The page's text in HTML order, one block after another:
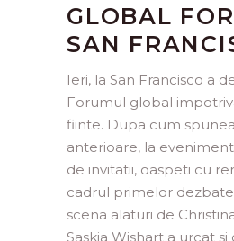
GLOBAL
SAN
Ieri, la San Francisco a
Forumul global
fiinte. Dupa cum
anterioare, la
de invitatii, oaspeti cu
cadrul primelor
scena alaturi de
Saskia Wishart a urcat